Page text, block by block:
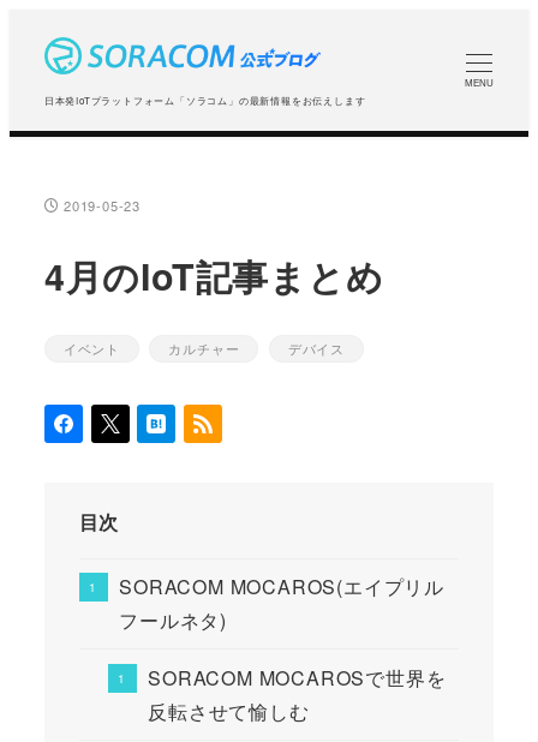
コ
日本発IoTプラットフォーム「ソラコム」の最新情報をお伝えします
MENU
投稿日
2019-05-23
4月のIoT記事まとめ
カテゴリー
イベント カテゴリー
カルチャー カテゴリー
デバイス
目次
SORACOM MOCAROS(エイプリル
フールネタ)
SORACOM MOCAROSで世界を
反転させて愉しむ